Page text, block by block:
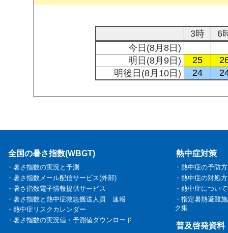
3時
6
今日(8月8日)
明日(8月9日)
25
明後日(8月10日)
24
全国の暑さ指数(WBGT)
・暑さ指数の実況と予測
・暑さ指数メール配信サービス(外部)
・暑さ指数電子情報提供サービス
・暑さ指数と熱中症救急搬送人員 速報
・熱中症リスクカレンダー
・暑さ指数の実況値・予測値ダウンロード
熱中症対策
・熱中症の予防
・熱中症の対処
・熱中症につい
・指定暑熱避難
ク集
普及啓発資料